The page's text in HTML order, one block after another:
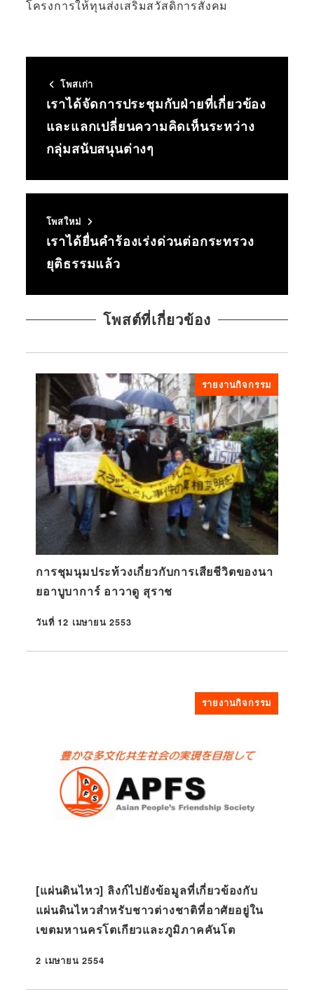
โครงการให้ทุนส่งเสริมสวัสดิการสังคม
โพสเก่า
เราได้จัดการประชุมกับฝ่ายที่เกี่ยวข้อง
และแลกเปลี่ยนความคิดเห็นระหว่าง
กลุ่มสนับสนุนต่างๆ
โพสใหม่
เราได้ยื่นคำร้องเร่งด่วนต่อกระทรวง
ยุติธรรมแล้ว
โพสต์ที่เกี่ยวข้อง
รายงานกิจกรรม
การชุมนุมประท้วงเกี่ยวกับการเสียชีวิตของนา
ยอาบูบาการ์ อาวาดู สุราช
ที่ตีพิมพ์
วันที่ 12 เมษายน 2553
รายงานกิจกรรม
[แผ่นดินไหว] ลิงก์ไปยังข้อมูลที่เกี่ยวข้องกับ
แผ่นดินไหวสำหรับชาวต่างชาติที่อาศัยอยู่ใน
เขตมหานครโตเกียวและภูมิภาคคันโต
ที่ตีพิมพ์
2 เมษายน 2554